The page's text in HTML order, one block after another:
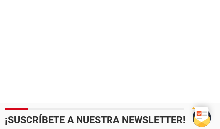
¡SUSCRÍBETE A NUESTRA NEWSLETTER!